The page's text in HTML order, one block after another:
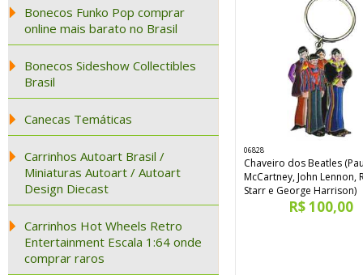
Bonecos Funko Pop comprar
online mais barato no Brasil
Bonecos Sideshow Collectibles
Brasil
Canecas Temáticas
Carrinhos Autoart Brasil /
Miniaturas Autoart / Autoart
Design Diecast
Carrinhos Hot Wheels Retro
Entertainment Escala 1:64 onde
comprar raros
06828
Chaveiro dos Beatles
McCartney, John Lennon,
Starr e George Harrison)
R$ 100,00